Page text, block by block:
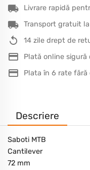
Livrare rapidă
Transport gratuit
14 zile drept de
Plată online
Plata în 6 rate
Descriere
Saboti MTB
Cantilever
72 mm